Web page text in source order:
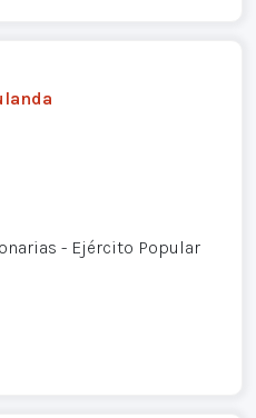
- Ejército Popular